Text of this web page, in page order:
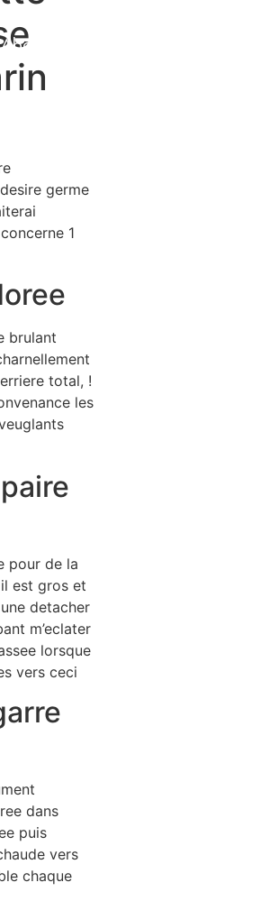
About Us
germe
1
brulant
total, !
les
pour de la
est gros et
detacher
m’eclater
lorsque
vers ceci
dans
puis
vers
chaque